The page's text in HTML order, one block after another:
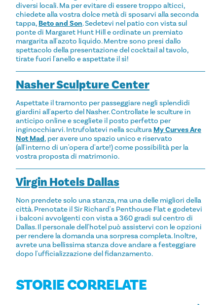
diversi locali. Ma per evitare di essere troppo alticci,
chiedete alla vostra dolce metà di sposarvi alla seconda
tappa, Beto and Son. Sedetevi nel patio con vista sul
ponte di Margaret Hunt Hill e ordinate un premiato
margarita all'azoto liquido. Mentre sono presi dallo
spettacolo della presentazione del cocktail al tavolo,
tirate fuori l'anello e aspettate il sì!
Nasher Sculpture Center
Aspettate il tramonto per passeggiare negli splendidi
giardini all'aperto del Nasher. Controllate le sculture in
anticipo online e scegliete il posto perfetto per
inginocchiarvi. Intrufolatevi nella scultura My Curves Are
Not Mad, per avere uno spazio unico e riservato
(all'interno di un'opera d'arte!) come possibilità per la
vostra proposta di matrimonio.
Virgin Hotels Dallas
Non prendete solo una stanza, ma una delle migliori della
città. Prenotate il Sir Richard's Penthouse Flat e godetevi
i balconi avvolgenti con vista a 360 gradi sul centro di
Dallas. Il personale dell'hotel può assistervi con le opzioni
per rendere la domanda una sorpresa completa. Inoltre,
avrete una bellissima stanza dove andare a festeggiare
dopo l'ufficializzazione del fidanzamento.
STORIE CORRELATE